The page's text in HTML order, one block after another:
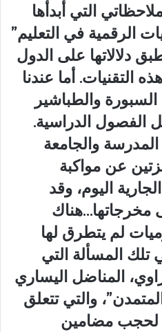
التي أبدأها
الرقمية في التعليم”
دلالاتها على الدول
التقنيات. أما عندنا
والطباشير
الفصول الدراسية.
المدرسة والجامعة
عن مواكبة
اليوم، وقد
مخرجاتها…هناك
لم يتطرق لها
تلك المسألة التي
المناضل اليساري
والتي تتعلق
لحجب مضامين